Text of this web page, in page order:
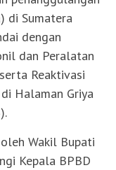
di Sumatera
dengan
dan Peralatan
Reaktivasi
Halaman Griya
Wakil Bupati
Kepala BPBD